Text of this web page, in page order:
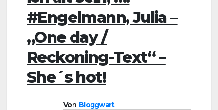
#Engelmann, Julia –
„One day /
Reckoning-Text“ –
She´s hot!
Von Bloggwart